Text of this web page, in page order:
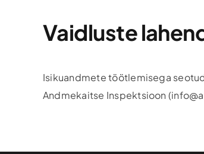
Vaidluste
Isikuandmete töötlemisega
Andmekaitse Inspektsioon